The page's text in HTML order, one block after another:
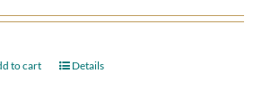
to cart Details